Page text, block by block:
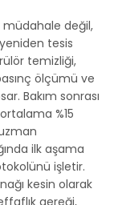
müdahale değil,
tesis
temizliği,
ölçümü ve
Bakım sonrası
%15
ilk aşama
işletir.
kesin olarak
gereği,